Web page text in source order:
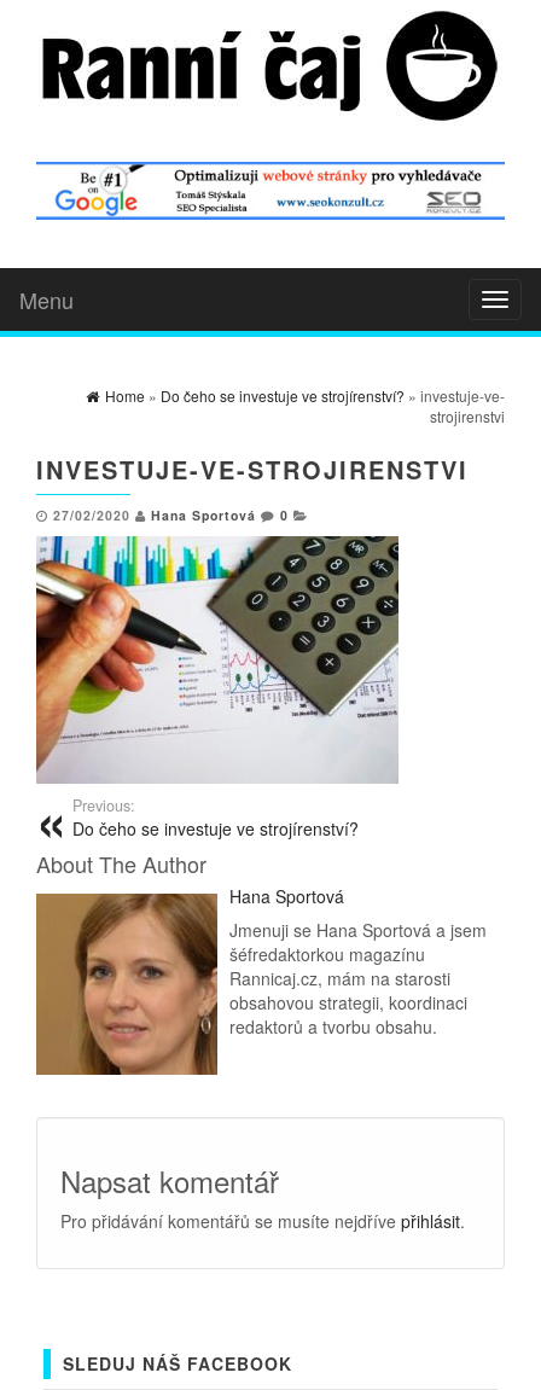
Menu
Home » Do čeho se investuje ve strojírenství? » investuje-ve-
strojirenstvi
INVESTUJE-VE-STROJIRENSTVI
27/02/2020 Hana Sportová 0
Previous:
Do čeho se investuje ve strojírenství?
About The Author
Hana Sportová
Jmenuji se Hana Sportová a jsem
šéfredaktorkou magazínu
Rannicaj.cz, mám na starosti
obsahovou strategii, koordinaci
redaktorů a tvorbu obsahu.
Napsat komentář
Pro přidávání komentářů se musíte nejdříve přihlásit.
SLEDUJ NÁŠ FACEBOOK